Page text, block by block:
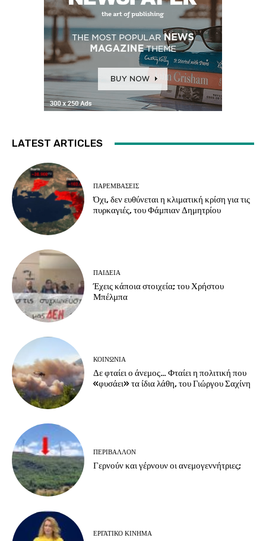
LATEST ARTICLES
ΠΑΡΕΜΒΑΣΕΙΣ
Όχι, δεν ευθύνεται η κλιματική κρίση για τις
πυρκαγιές, του Φάμπιαν Δημητρίου
ΠΑΙΔΕΙΑ
Έχεις κάποια στοιχεία; του Χρήστου
Μπέλμπα
ΚΟΙΝΩΝΙΑ
Δε φταίει ο άνεμος… Φταίει η πολιτική που
«φυσάει» τα ίδια λάθη, του Γιώργου Σαχίνη
ΠΕΡΙΒΆΛΛΟΝ
Γερνούν και γέρνουν οι ανεμογεννήτριες;
ΕΡΓΑΤΙΚΟ ΚΙΝΗΜΑ